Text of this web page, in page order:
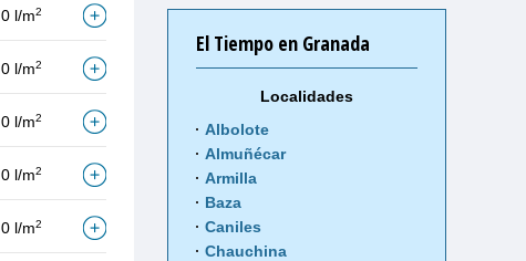
0 l/m2
0 l/m2
0 l/m2
0 l/m2
0 l/m2
El Tiempo en Granada
Localidades
Albolote
Almuñécar
Armilla
Baza
Caniles
Chauchina